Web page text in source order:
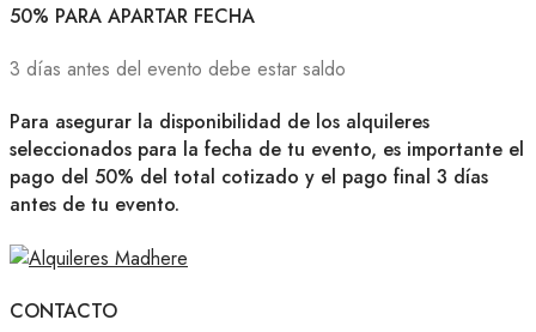
50% PARA APARTAR FECHA
3 días antes del evento debe estar saldo
Para asegurar la disponibilidad de los alquileres
seleccionados para la fecha de tu evento, es importante el
pago del 50% del total cotizado y el pago final 3 días
antes de tu evento.
CONTACTO